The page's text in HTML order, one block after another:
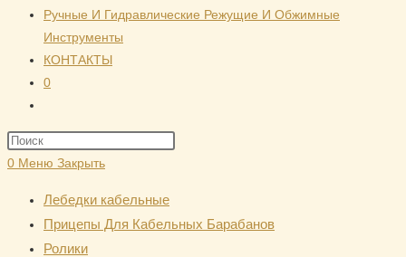
Ручные И Гидравлические Режущие И Обжимные
Инструменты
КОНТАКТЫ
0
по
веб-
сайту
закрыть
0 Меню Закрыть
Лебедки кабельные
Прицепы Для Кабельных Барабанов
Ролики